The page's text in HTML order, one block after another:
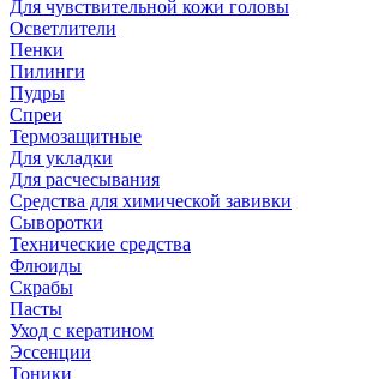
Для чувствительной кожи головы
Осветлители
Пенки
Пилинги
Пудры
Спреи
Термозащитные
Для укладки
Для расчесывания
Средства для химической завивки
Сыворотки
Технические средства
Флюиды
Скрабы
Пасты
Уход с кератином
Эссенции
Тоники